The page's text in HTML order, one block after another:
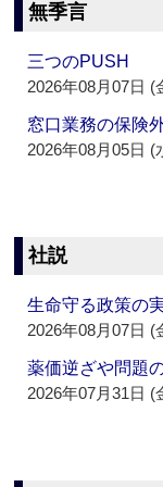
無季言
三つのPUSH
2026年08月07日 (
窓口業務の保険
2026年08月05日 (
社説
生命守る政策の
2026年08月07日 (
薬価逆ざや問題
2026年07月31日 (